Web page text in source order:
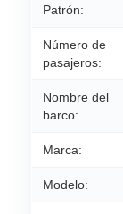
Patrón:
Número de
pasajeros:
Nombre del
barco:
Marca:
Modelo: